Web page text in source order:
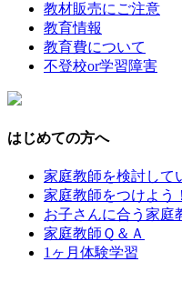
教材販売にご注意
教育情報
教育費について
不登校or学習障害
はじめての方へ
家庭教師を検討して
家庭教師をつけよう！
お子さんに合う家庭
家庭教師Ｑ＆Ａ
1ヶ月体験学習